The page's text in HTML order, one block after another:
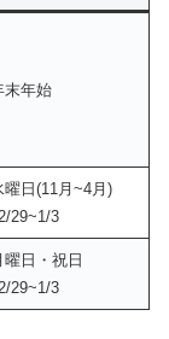
末年始
曜日(11月~4月)
29~1/3
曜日・祝日
29~1/3